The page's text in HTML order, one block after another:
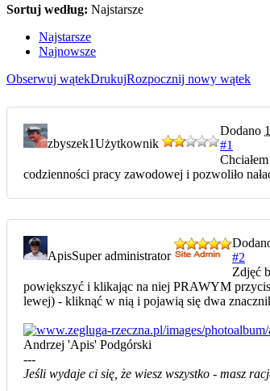
Sortuj według: Najstarsze
Najstarsze
Najnowsze
Obserwuj wątekDrukujRozpocznij nowy wątek
zbyszek1Użytkownik
Dodano
#1
codzienności pracy zawodowej i pozwoliło
ApisSuper administrator
#2
Zdjęć
powiększyć i klikając na niej PRAWYM
lewej) - kliknąć w nią i pojawią się dwa
Andrzej 'Apis' Podgórski
---
Jeśli wydaje ci się, że wiesz wszystko - masz